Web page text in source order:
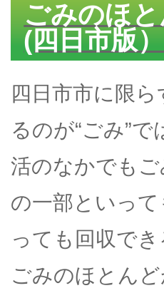
ごみのほ
(四日市版）
四日市市に限
るのが“ごみ”
活のなかでも
の一部といっ
っても回収で
ごみのほとん